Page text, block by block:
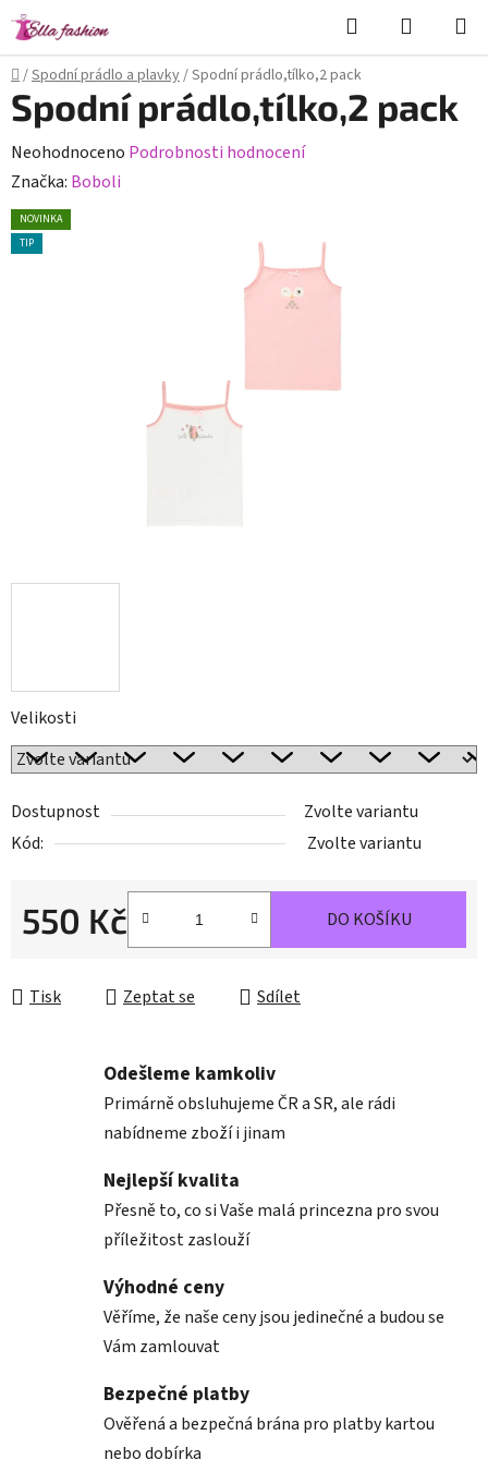
Přejít
na
obsah
Hledat
KOŠÍK
Domů
/Spodní prádlo a plavky/Spodní prádlo,tílko,2 pack
Velikosti
Dostupnost
Zvolte variantu
Kód:
Zvolte variantu
550 Kč DO KOŠÍKU
Tisk Zeptat se Sdílet
Spodní prádlo,tílko,2 pack
Průměrné
hodnocení
produktu
je
Neohodnoceno Podrobnosti hodnocení
Značka: Boboli
NOVINKA
TIP
Odešleme kamkoliv
Primárně obsluhujeme ČR a SR, ale rádi
nabídneme zboží i jinam
Nejlepší kvalita
Přesně to, co si Vaše malá princezna pro svou
příležitost zaslouží
Výhodné ceny
Věříme, že naše ceny jsou jedinečné a budou se
Vám zamlouvat
Bezpečné platby
Ověřená a bezpečná brána pro platby kartou
nebo dobírka